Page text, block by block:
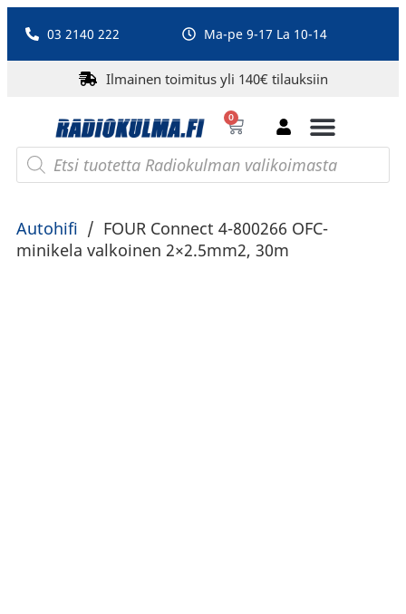
03 2140 222 Ma-pe 9-17 La 10-14
Ilmainen toimitus yli 140€ tilauksiin
0
Autohifi / FOUR Connect 4-800266 OFC-
minikela valkoinen 2×2.5mm2, 30m